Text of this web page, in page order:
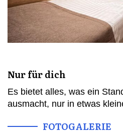
Nur für dich
Es bietet alles, was ein
ausmacht, nur in etwas
FOTOGALERIE